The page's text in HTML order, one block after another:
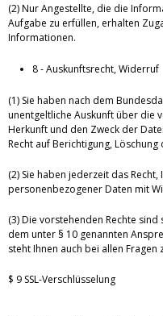
(2) Nur Angestellte, die die
Aufgabe zu erfüllen, erhalten
Informationen.
8 - Auskunftsrecht, Widerruf
(1) Sie haben nach dem
unentgeltliche Auskunft über die
Herkunft und den Zweck der
Recht auf Berichtigung,
(2) Sie haben jederzeit das
personenbezogener Daten mit
(3) Die vorstehenden Rechte
dem unter § 10 genannten
steht Ihnen auch bei allen
$ 9 SSL-Verschlüsselung